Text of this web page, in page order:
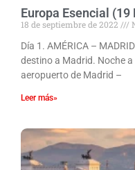
Europa Esencial (19
18 de septiembre de 2022
Día 1. AMÉRICA –
destino a Madrid. Noche a
aeropuerto de Madrid –
Leer más»